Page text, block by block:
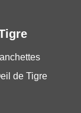
de Tigre